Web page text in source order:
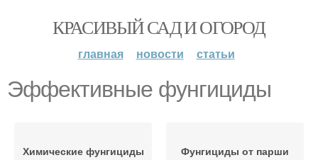
КРАСИВЫЙ САД И ОГОРОД
главная новости статьи
Эффективные фунгициды
Химические фунгициды Фунгициды от парши